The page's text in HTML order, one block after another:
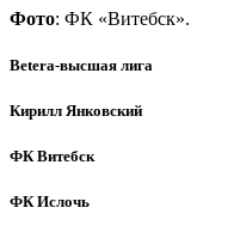
Фото: ФК «Витебск».
Betera-высшая лига
Кирилл Янковский
ФК Витебск
ФК Ислочь